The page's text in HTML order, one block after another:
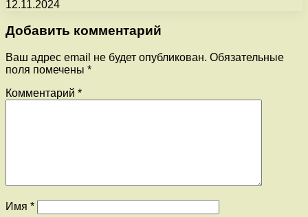
12.11.2024
Добавить комментарий
Ваш адрес email не будет опубликован. Обязательные
поля помечены *
Комментарий *
Имя *